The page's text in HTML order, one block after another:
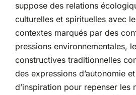
suppose des relations
culturelles et spirituelles avec
contextes marqués par des
pressions environnementales,
constructives traditionnelles
des expressions d’autonomie
d’inspiration pour repenser les